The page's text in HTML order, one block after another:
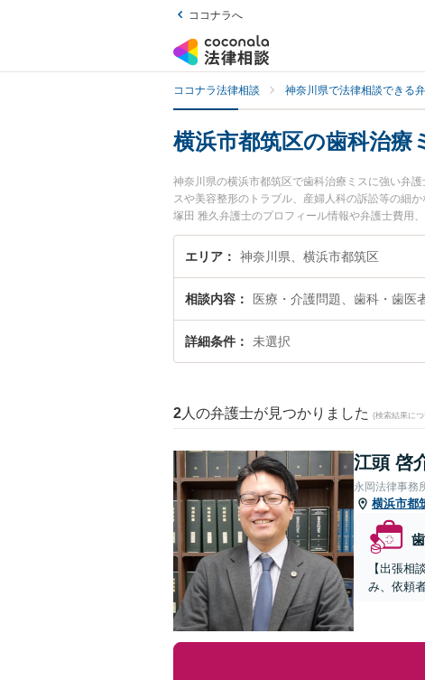
ココナラへ
ココナラ法律相談 神奈川県で法律相談できる
横浜市都筑区の歯科治療
神奈川県の横浜市都筑区で歯科治療ミスに強い弁
スや美容整形のトラブル、産婦人科の訴訟等の細
塚田 雅久弁護士のプロフィール情報や弁護士費用
い』『歯科治療ミスのトラブル解決の実績豊富な
お困りの相談者さんにおすすめです。
エリア 神奈川県、横浜市都筑区
相談内容 医療・介護問題、歯科・歯医
詳細条件 未選択
2 人の弁護士が見つかりました (検索結果に
江頭 啓
永岡法律事務
横浜市都
【出張相
み、依頼